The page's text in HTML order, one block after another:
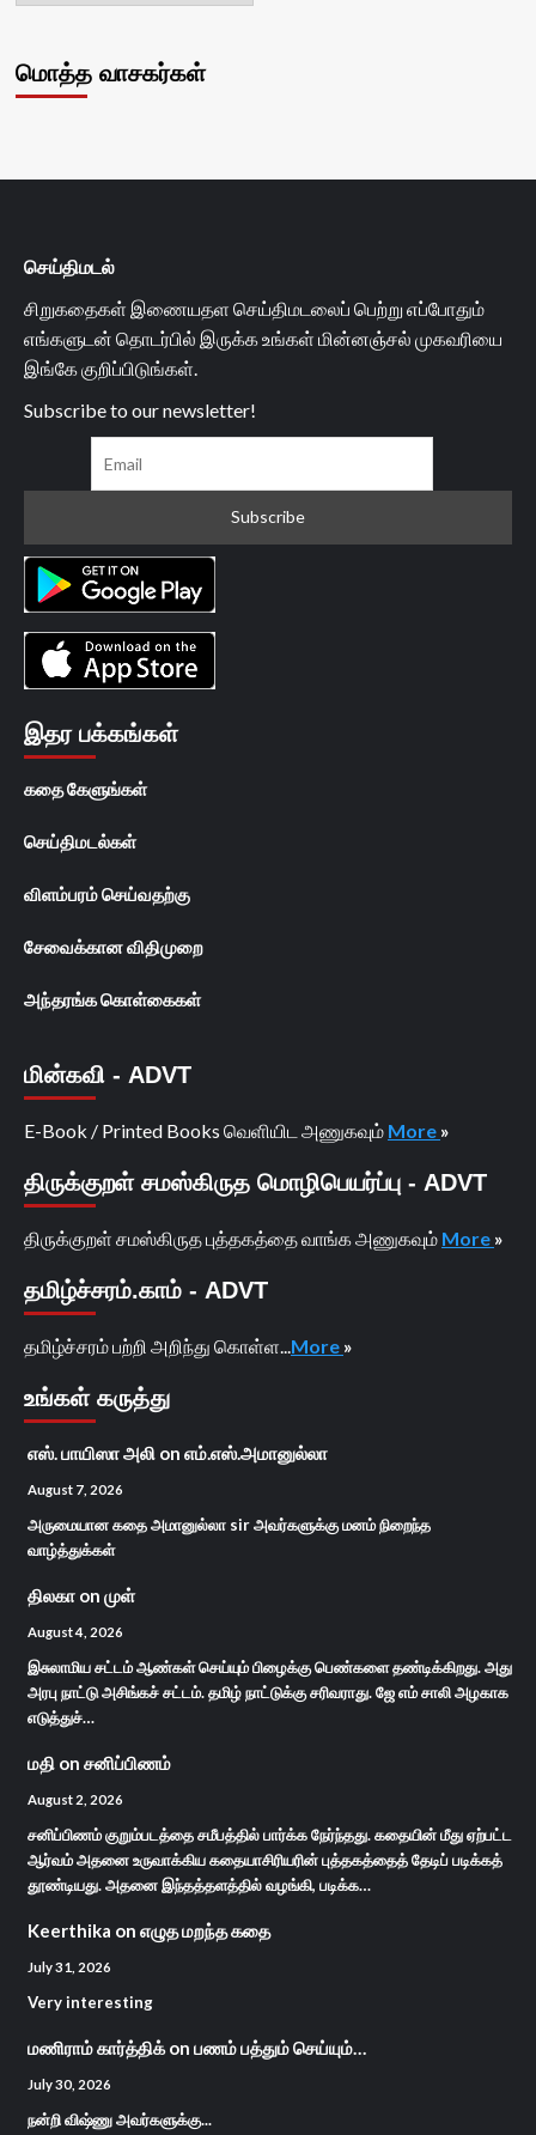
மொத்த வாசகர்கள்
செய்திமடல்
சிறுகதைகள் இணையதள செய்திமடலைப் பெற்று எப்போதும்
எங்களுடன் தொடர்பில் இருக்க உங்கள் மின்னஞ்சல் முகவரியை
இங்கே குறிப்பிடுங்கள்.
Subscribe to our newsletter!
இதர பக்கங்கள்
கதை கேளுங்கள்
செய்திமடல்கள்
விளம்பரம் செய்வதற்கு
சேவைக்கான விதிமுறை
அந்தரங்க கொள்கைகள்
மின்கவி - ADVT
E-Book / Printed Books வெளியிட அணுகவும் More »
திருக்குறள் சமஸ்கிருத மொழிபெயர்ப்பு - ADVT
திருக்குறள் சமஸ்கிருத புத்தகத்தை வாங்க அணுகவும் More »
தமிழ்ச்சரம்.காம் - ADVT
தமிழ்ச்சரம் பற்றி அறிந்து கொள்ள... More »
உங்கள் கருத்து
எஸ். பாயிஸா அலி on எம்.எஸ்.அமானுல்லா
August 7, 2026
அருமையான கதை அமானுல்லா sir அவர்களுக்கு மனம் நிறைந்த
வாழ்த்துக்கள்
திலகா on முள்
August 4, 2026
இசுலாமிய சட்டம் ஆண்கள் செய்யும் பிழைக்கு பெண்களை தண்டிக்கிறது. அது
அரபு நாட்டு அசிங்கச் சட்டம். தமிழ் நாட்டுக்கு சரிவராது. ஜே எம் சாலி அழகாக
எடுத்துச்…
மதி on சனிப்பிணம்
August 2, 2026
சனிப்பிணம் குறும்படத்தை சமீபத்தில் பார்க்க நேர்ந்தது. கதையின் மீது ஏற்பட்ட
ஆர்வம் அதனை உருவாக்கிய கதையாசிரியரின் புத்தகத்தைத் தேடிப் படிக்கத்
தூண்டியது. அதனை இந்தத்தளத்தில் வழங்கி, படிக்க…
Keerthika on எழுத மறந்த கதை
July 31, 2026
Very interesting
மணிராம் கார்த்திக்on பணம் பத்தும் செய்யும்…
July 30, 2026
நன்றி விஷ்ணு அவர்களுக்கு...